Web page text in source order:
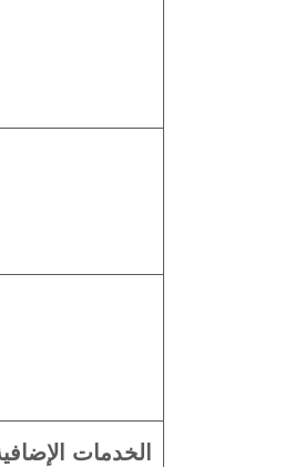
الخدمات